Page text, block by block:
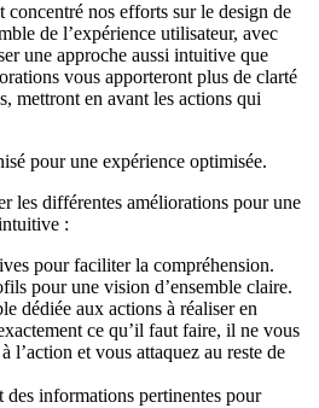
concentré nos efforts sur le design de
de l’expérience utilisateur, avec
une approche aussi intuitive que
vous apporteront plus de clarté
mettront en avant les actions qui
pour une expérience optimisée.
les différentes améliorations pour une
:
pour faciliter la compréhension.
pour une vision d’ensemble claire.
dédiée aux actions à réaliser en
ce qu’il faut faire, il ne vous
l’action et vous attaquez au reste de
informations pertinentes pour